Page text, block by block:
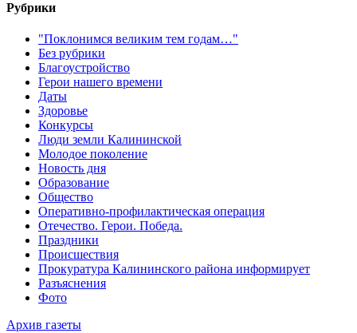
Рубрики
"Поклонимся великим тем годам…"
Без рубрики
Благоустройство
Герои нашего времени
Даты
Здоровье
Конкурсы
Люди земли Калининской
Молодое поколение
Новость дня
Образование
Общество
Оперативно-профилактическая операция
Отечество. Герои. Победа.
Праздники
Происшествия
Прокуратура Калининского района информирует
Разъяснения
Фото
Архив газеты